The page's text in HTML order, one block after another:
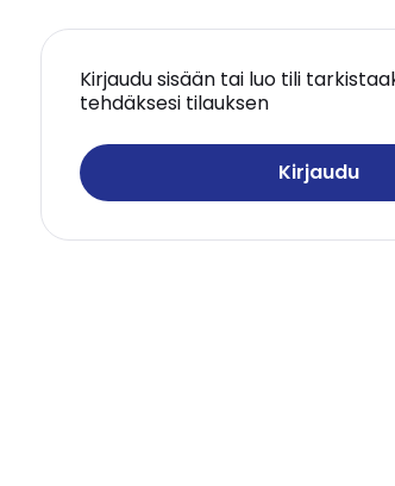
Kirjaudu sisään tai luo tili
tehdäksesi tilauksen
Kirjaudu